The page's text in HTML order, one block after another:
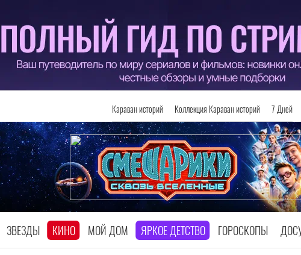
Караван историй Коллекция Караван историй 7 Дней
ЗВЕЗДЫ КИНО МОЙ ДОМ ЯРКОЕ ДЕТСТВО ГОРОСКОПЫ